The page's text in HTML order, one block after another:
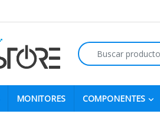
Search for:
MONITORES COMPONENTES